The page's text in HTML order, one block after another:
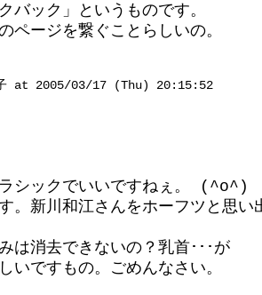
バック」というものです。
ページを繋ぐことらしいの。
at 2005/03/17 (Thu) 20:15:52
シックでいいですねぇ。 (^o^)
。新川和江さんをホーフツと思い
は消去できないの？乳首･･･が
いですもの。ごめんなさい。